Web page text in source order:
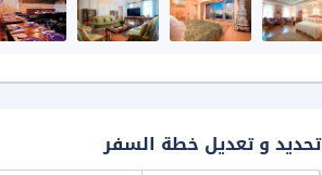
تحديد و تعديل خطة السفر